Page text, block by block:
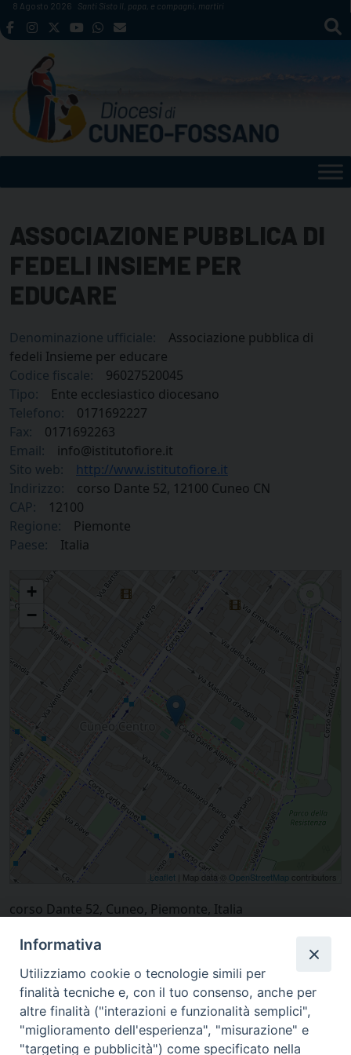
Skip
to
8 Agosto 2026 Santi Sisto II, papa, e compagni, martiri
ASSOCIAZIONE PUBBLICA DI
FEDELI INSIEME PER
EDUCARE
Denominazione ufficiale:
Associazione pubblica di
fedeli Insieme per educare
Codice fiscale:
96027520045
Tipo:
Ente ecclesiastico diocesano
Telefono:
0171692227
Fax:
0171692263
Email:
info@istitutofiore.it
Sito web:
http://www.istitutofiore.it
Indirizzo:
corso Dante 52, 12100 Cuneo CN
CAP:
12100
Regione:
Piemonte
Paese:
Italia
Associazione pubblica di fedeli Insieme per educare
+
−
Leaflet | Map data © OpenStreetMap contributors
corso Dante 52, Cuneo, Piemonte, Italia
Informativa
Utilizziamo cookie o tecnologie simili per
finalità tecniche e, con il tuo consenso, anche per
altre finalità ("interazioni e funzionalità semplici",
"miglioramento dell'esperienza", "misurazione" e
"targeting e pubblicità") come specificato nella